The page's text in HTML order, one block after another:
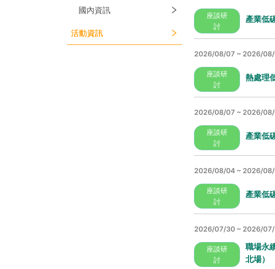
國內資訊
活動資訊
座談研
討
產業低
2026/08/07 ~ 2026/
座談研
討
熱處理
2026/08/07 ~ 2026/
座談研
討
產業低
2026/08/04 ~ 2026/
座談研
討
產業低
2026/07/30 ~ 2026/
座談研
討
職場永
北場）